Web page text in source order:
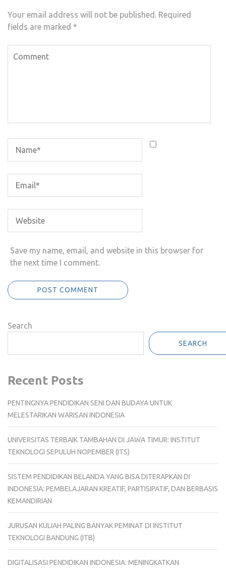
Your email address will not be published. Required
fields are marked *
Save my name, email, and website in this browser for
the next time I comment.
Search
SEARCH
Recent Posts
PENTINGNYA PENDIDIKAN SENI DAN BUDAYA UNTUK
MELESTARIKAN WARISAN INDONESIA
UNIVERSITAS TERBAIK TAMBAHAN DI JAWA TIMUR: INSTITUT
TEKNOLOGI SEPULUH NOPEMBER (ITS)
SISTEM PENDIDIKAN BELANDA YANG BISA DITERAPKAN DI
INDONESIA: PEMBELAJARAN KREATIF, PARTISIPATIF, DAN BERBASIS
KEMANDIRIAN
JURUSAN KULIAH PALING BANYAK PEMINAT DI INSTITUT
TEKNOLOGI BANDUNG (ITB)
DIGITALISASI PENDIDIKAN INDONESIA: MENINGKATKAN